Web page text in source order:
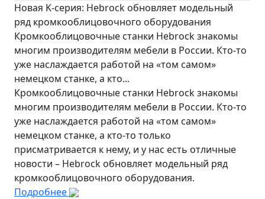
Новая K-серия: Hebrock обновляет модельный
ряд кромкооблицовочного оборудования
Кромкооблицовочные станки Hebrock знакомы
многим производителям мебели в России. Кто-то
уже наслаждается работой на «том самом»
немецком станке, а кто...
Кромкооблицовочные станки Hebrock знакомы
многим производителям мебели в России. Кто-то
уже наслаждается работой на «том самом»
немецком станке, а кто-то только
присматривается к нему, и у нас есть отличные
новости – Hebrock обновляет модельный ряд
кромкооблицовочного оборудования.
Подробнее